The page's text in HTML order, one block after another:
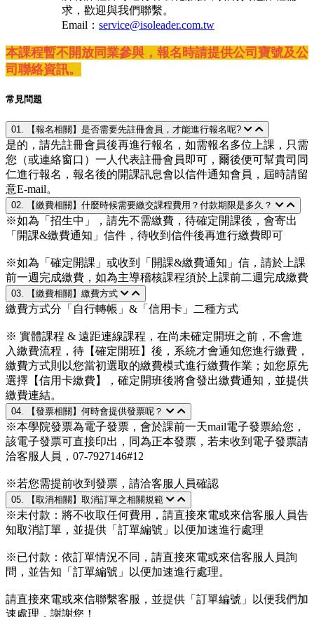
求，歡迎與我們聯繫。
Email： service@isoleader.com.tw
本課程暫不開放同業參與，報名時請提供公司寶號及公
司聯絡資訊。
常見問題
01. 【報名相關】是否需要先註冊會員，才能進行報名呢?
是的，請先註冊會員後再進行報名，如需報名多位上課，只需
您（或連絡窗口）一人代表註冊會員即可，爾後便可幫貴司同
仁進行報名，報名後的開課訊息會以信件通知會員，屆時請留
意E-mail。
02. 【繳費相關】什麼時候需要繳交課程費用？付款期限是多久？
※如為「招生中」，請先不需繳費，待確定開課後，會寄出
「開課&繳費通知」信件，待收到信件後再進行繳費即可
※如為「確定開課」或收到「開課&繳費通知」信，請於上課
前一週完成繳費，如為主導稽核課程須於上課前二週完成繳費
03. 【繳費相關】繳費方式
繳費方式分「自行轉帳」&「信用卡」二種方式
※ 實體課程 & 遠距連線課程，在尚未確定開班之前，不會進
入繳費流程，待【確定開班】後，系統才會通知您進行繳費，
繳費方式則以您當初選取的繳費模式進行繳費作業；如您原先
選擇【信用卡繳費】，確定開班後將會發出繳費通知，並提供
繳費連結。
04. 【發票相關】何時會提供發票呢？
※本學院發票為電子發票，會於課前一天mail電子發票給您，
該電子發票可直接印出，同為正本發票，若未收到電子發票請
洽客服人員，07-7927146#12
※若您需提前收到發票，請洽客服人員確認
05. 【取消相關】取消訂單之相關規範
※未付款：將不收取任何費用，請直接來電或來信客服人員告
知取消訂單，並提供「訂單編號」以便加速進行處理
※已付款：依訂單情況不同，請直接來電或來信客服人員詢
問，並告知「訂單編號」以便加速進行處理。
請直接來電或來信聯繫客服，並提供「訂單編號」以便我們加
速處理，謝謝您！